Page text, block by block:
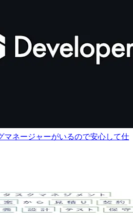
マネージャーがいるので安心して仕